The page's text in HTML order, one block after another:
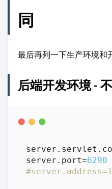
同
最后再列一下生产环境和
后端开发环境 -
server.port=6290